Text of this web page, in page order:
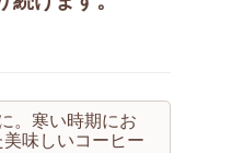
。寒い時期にお
味しいコーヒー